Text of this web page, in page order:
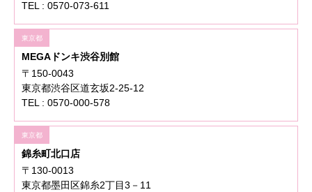
TEL : 0570-073-611
東京都
MEGAドンキ渋谷別館
〒150-0043
東京都渋谷区道玄坂2-25-12
TEL : 0570-000-578
東京都
錦糸町北口店
〒130-0013
東京都墨田区錦糸2丁目3－11